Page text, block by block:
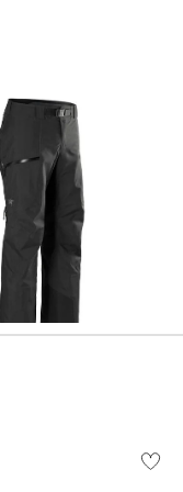
Arcteryx | Herren Skihose SABRE
600,00 €